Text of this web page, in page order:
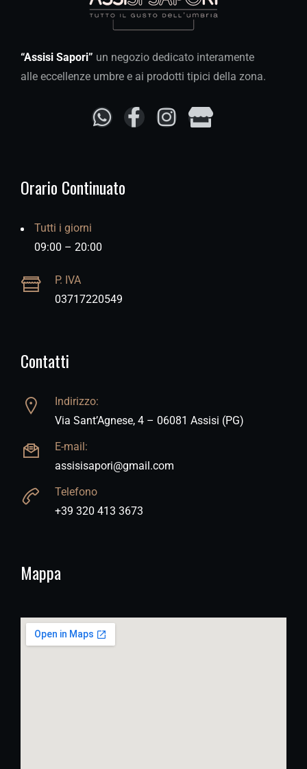
“Assisi Sapori” un negozio dedicato interamente
alle eccellenze umbre e ai prodotti tipici della zona.
Orario Continuato
Tutti i giorni
09:00 – 20:00
P. IVA
03717220549
Contatti
Indirizzo:
Via Sant’Agnese, 4 – 06081 Assisi (PG)
E-mail:
assisisapori@gmail.com
Telefono
+39 320 413 3673
Mappa